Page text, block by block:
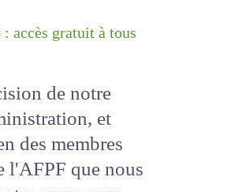
: accès gratuit à
de notre
et
des membres